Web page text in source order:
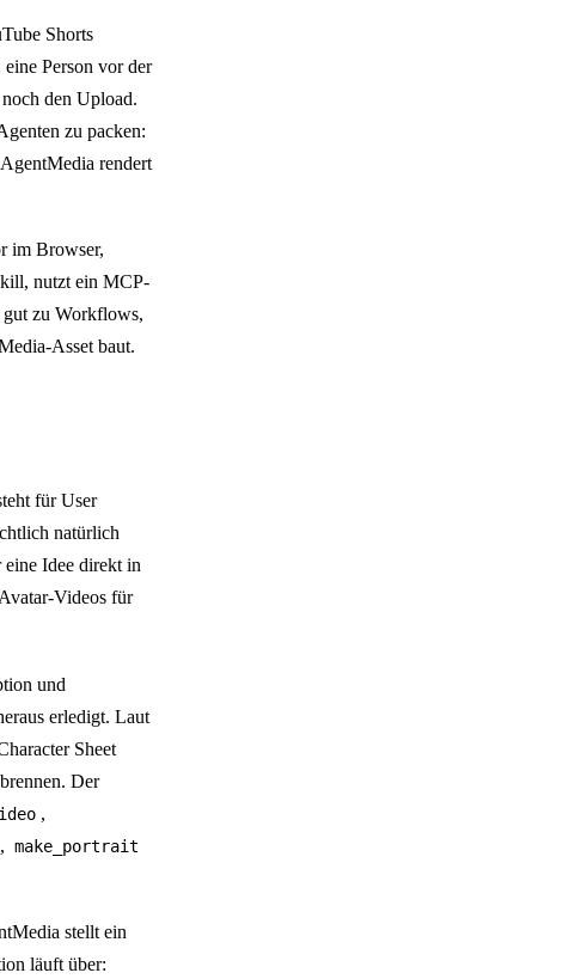
Shorts
Person vor der
den Upload.
zu packen:
rendert
im Browser,
nutzt ein MCP-
zu Workflows,
Asset baut.
für User
natürlich
Idee direkt in
Videos für
und
erledigt. Laut
Sheet
Der
,
, make_portrait
stellt ein
läuft über: